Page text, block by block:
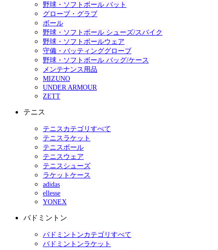
野球・ソフトボール バット
グローブ・グラブ
ボール
野球・ソフトボール シューズ/スパイク
野球・ソフトボールウェア
守備・バッティンググローブ
野球・ソフトボール バッグ/ケース
メンテナンス用品
MIZUNO
UNDER ARMOUR
ZETT
テニス
テニスカテゴリすべて
テニスラケット
テニスボール
テニスウェア
テニスシューズ
ラケットケース
adidas
ellesse
YONEX
バドミントン
バドミントンカテゴリすべて
バドミントンラケット